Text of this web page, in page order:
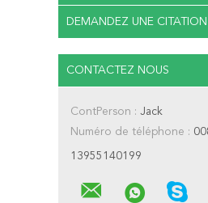
DEMANDEZ UNE CITATION
CONTACTEZ NOUS
ContPerson : Jack
Numéro de téléphone :
13955140199